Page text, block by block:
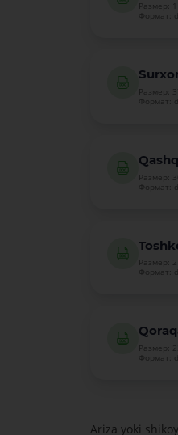
Размер:
Формат:
Размер:
Формат:
Размер:
Формат:
Размер:
Формат:
Размер:
Формат:
Ariza yoki